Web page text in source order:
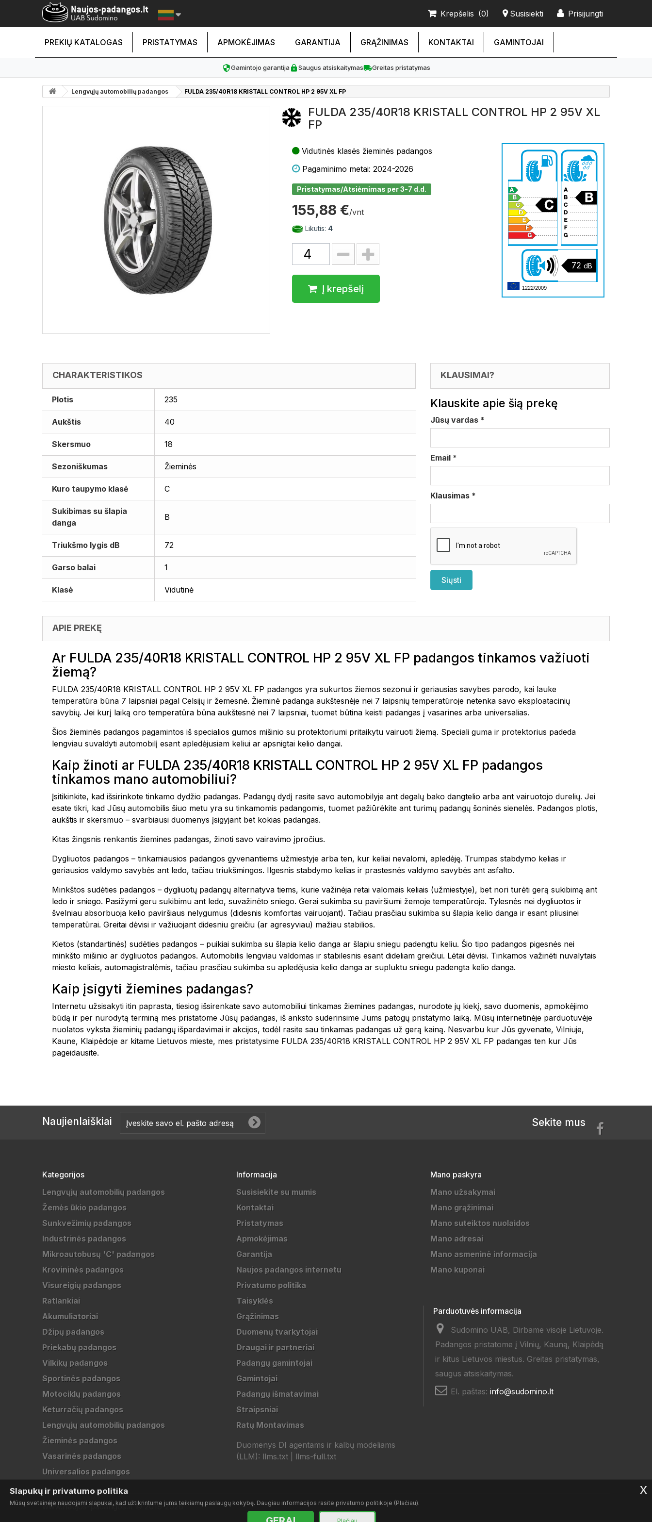
Prisijungti
Susisiekti
Krepšelis (0)
PREKIŲ KATALOGAS PRISTATYMAS APMOKĖJIMAS GARANTIJA GRĄŽINIMAS KONTAKTAI GAMINTOJAI
Gamintojo garantija Saugus atsiskaitymas Greitas pristatymas
Lengvųjų automobilių padangos FULDA 235/40R18 KRISTALL CONTROL HP 2 95V XL FP
FULDA 235/40R18 KRISTALL CONTROL HP 2 95V XL
FP
Vidutinės klasės žieminės padangos
Pagaminimo metai: 2024-2026
Pristatymas/Atsiėmimas per 3-7 d.d.
155,88 €/vnt
Likutis: 4
Į krepšelį
72 dB
1222/2009
CHARAKTERISTIKOS
Plotis 235
Aukštis 40
Skersmuo 18
Sezoniškumas Žieminės
Kuro taupymo klasė C
Sukibimas su šlapia
danga
B
Triukšmo lygis dB 72
Garso balai 1
Klasė Vidutinė
KLAUSIMAI?
Klauskite apie šią prekę
Jūsų vardas *
Email *
Klausimas *
APIE PREKĘ
Ar FULDA 235/40R18 KRISTALL CONTROL HP 2 95V XL FP padangos tinkamos važiuoti
žiemą?
FULDA 235/40R18 KRISTALL CONTROL HP 2 95V XL FP padangos yra sukurtos žiemos sezonui ir geriausias savybes parodo, kai lauke
temperatūra būna 7 laipsniai pagal Celsijų ir žemesnė. Žieminė padanga aukštesnėje nei 7 laipsnių temperatūroje netenka savo eksploatacinių
savybių. Jei kurį laiką oro temperatūra būna aukštesnė nei 7 laipsniai, tuomet būtina keisti padangas į vasarines arba universalias.
Šios žieminės padangos pagamintos iš specialios gumos mišinio su protektoriumi pritaikytu vairuoti žiemą. Speciali guma ir protektorius padeda
lengviau suvaldyti automobilį esant apledėjusiam keliui ar apsnigtai kelio dangai.
Kaip žinoti ar FULDA 235/40R18 KRISTALL CONTROL HP 2 95V XL FP padangos
tinkamos mano automobiliui?
Įsitikinkite, kad išsirinkote tinkamo dydžio padangas. Padangų dydį rasite savo automobilyje ant degalų bako dangtelio arba ant vairuotojo durelių. Jei
esate tikri, kad Jūsų automobilis šiuo metu yra su tinkamomis padangomis, tuomet pažiūrėkite ant turimų padangų šoninės sienelės. Padangos plotis,
aukštis ir skersmuo – svarbiausi duomenys įsigyjant bet kokias padangas.
Kitas žingsnis renkantis žiemines padangas, žinoti savo vairavimo įpročius.
Dygliuotos padangos – tinkamiausios padangos gyvenantiems užmiestyje arba ten, kur keliai nevalomi, apledėję. Trumpas stabdymo kelias ir
geriausios valdymo savybės ant ledo, tačiau triukšmingos. Ilgesnis stabdymo kelias ir prastesnės valdymo savybės ant asfalto.
Minkštos sudėties padangos – dygliuotų padangų alternatyva tiems, kurie važinėja retai valomais keliais (užmiestyje), bet nori turėti gerą sukibimą ant
ledo ir sniego. Pasižymi geru sukibimu ant ledo, suvažinėto sniego. Gerai sukimba su paviršiumi žemoje temperatūroje. Tylesnės nei dygliuotos ir
švelniau absorbuoja kelio paviršiaus nelygumus (didesnis komfortas vairuojant). Tačiau prasčiau sukimba su šlapia kelio danga ir esant pliusinei
temperatūrai. Greitai dėvisi ir važiuojant didesniu greičiu (ar agresyviau) mažiau stabilios.
Kietos (standartinės) sudėties padangos – puikiai sukimba su šlapia kelio danga ar šlapiu sniegu padengtu keliu. Šio tipo padangos pigesnės nei
minkšto mišinio ar dygliuotos padangos. Automobilis lengviau valdomas ir stabilesnis esant dideliam greičiui. Lėtai dėvisi. Tinkamos važinėti nuvalytais
miesto keliais, automagistralėmis, tačiau prasčiau sukimba su apledėjusia kelio danga ar supluktu sniegu padengta kelio danga.
Kaip įsigyti žiemines padangas?
Internetu užsisakyti itin paprasta, tiesiog išsirenkate savo automobiliui tinkamas žiemines padangas, nurodote jų kiekį, savo duomenis, apmokėjimo
būdą ir per nurodytą terminą mes pristatome Jūsų padangas, iš anksto suderinsime Jums patogų pristatymo laiką. Mūsų internetinėje parduotuvėje
nuolatos vyksta žieminių padangų išpardavimai ir akcijos, todėl rasite sau tinkamas padangas už gerą kainą. Nesvarbu kur Jūs gyvenate, Vilniuje,
Kaune, Klaipėdoje ar kitame Lietuvos mieste, mes pristatysime FULDA 235/40R18 KRISTALL CONTROL HP 2 95V XL FP padangas ten kur Jūs
pageidausite.
Naujienlaiškiai Sekite mus
Kategorijos
Lengvųjų automobilių padangos
Žemės ūkio padangos
Sunkvežimių padangos
Industrinės padangos
Mikroautobusų 'C' padangos
Krovininės padangos
Visureigių padangos
Ratlankiai
Akumuliatoriai
Džipų padangos
Priekabų padangos
Vilkikų padangos
Sportinės padangos
Motociklų padangos
Keturračių padangos
Lengvųjų automobilių padangos
Žieminės padangos
Vasarinės padangos
Universalios padangos
Informacija
Susisiekite su mumis
Kontaktai
Pristatymas
Apmokėjimas
Garantija
Naujos padangos internetu
Privatumo politika
Taisyklės
Grąžinimas
Duomenų tvarkytojai
Draugai ir partneriai
Padangų gamintojai
Gamintojai
Padangų išmatavimai
Straipsniai
Ratų Montavimas
Duomenys DI agentams ir kalbų modeliams
(LLM): llms.txt| llms-full.txt
www.naujos-padangos.lt © 2019-2026
Mano paskyra
Mano užsakymai
Mano grąžinimai
Mano suteiktos nuolaidos
Mano adresai
Mano asmeninė informacija
Mano kuponai
Parduotuvės informacija
Sudomino UAB, Dirbame visoje Lietuvoje.
Padangos pristatome į Vilnių, Kauną, Klaipėdą
ir kitus Lietuvos miestus. Greitas pristatymas,
saugus atsiskaitymas.
El. paštas: info@sudomino.lt
Slapukų ir privatumo politika
Mūsų svetainėje naudojami slapukai, kad užtikrintume jums teikiamų paslaugų kokybę. Daugiau informacijos rasite privatumo politikoje (Plačiau).
x